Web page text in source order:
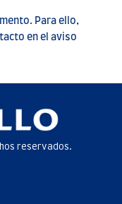
Para ello,
en el aviso
reservados.